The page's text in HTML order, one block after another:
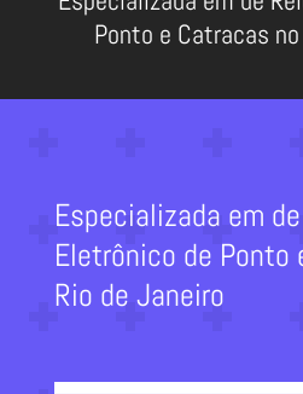
Ponto e Catracas
Especializada em
Eletrônico de Ponto
Rio de Janeiro